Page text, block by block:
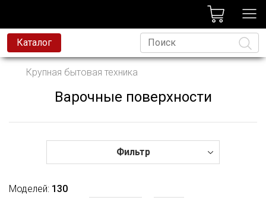
Каталог
техника
техника
и смесители
техника
Крупная бытовая техника
Варочные поверхности
Фильтр
Моделей: 130